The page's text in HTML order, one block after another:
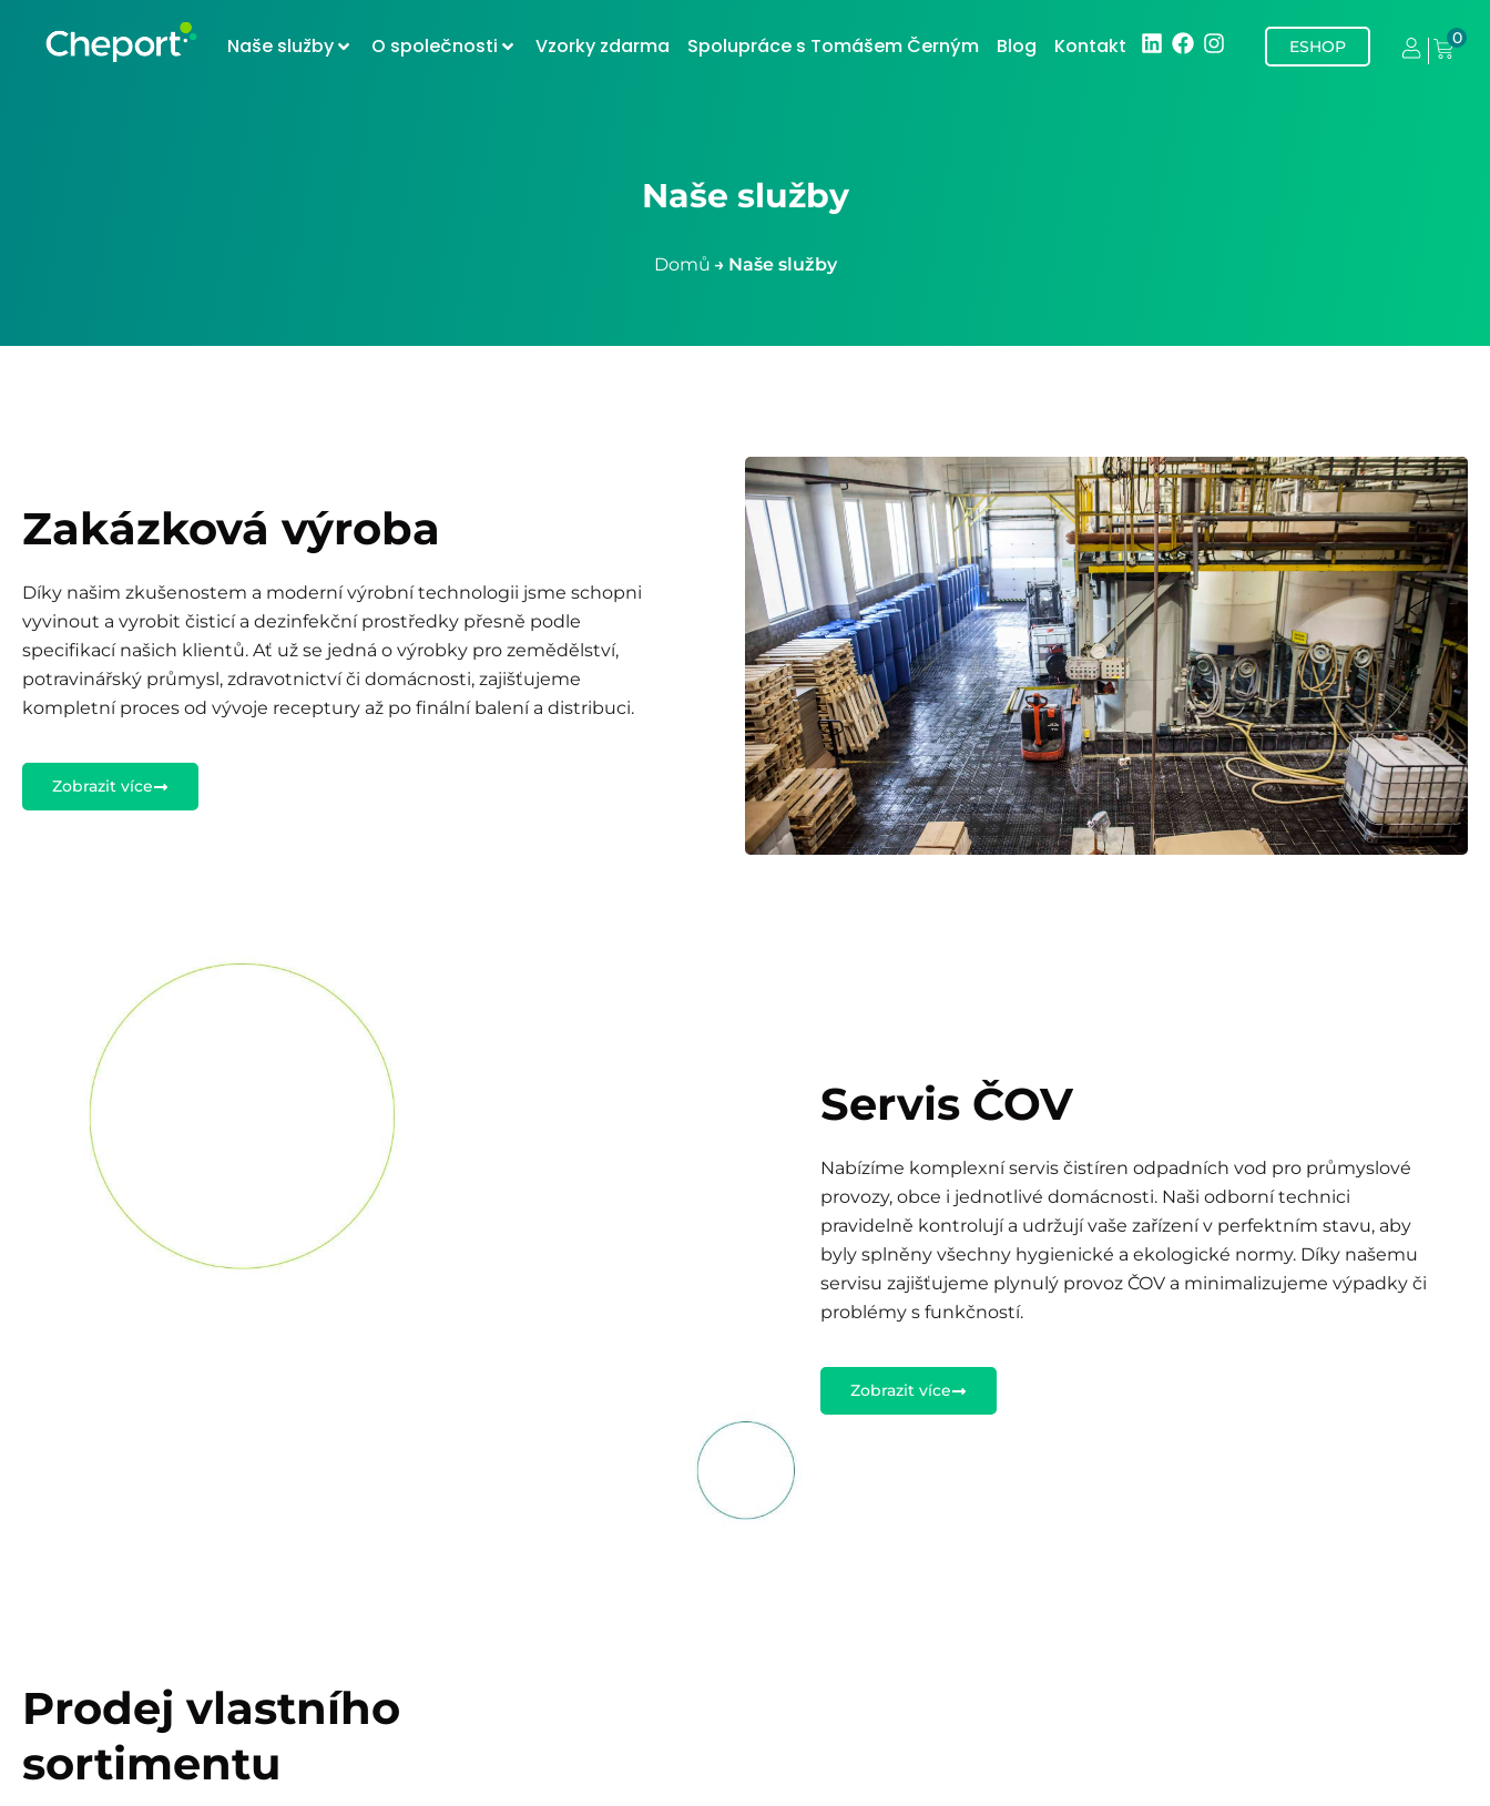
Naše služby O společnosti Vzorky zdarma Spolupráce s Tomášem Černým Blog Kontakt ESHOP 0
Naše služby
Domů → Naše služby
Zakázková výroba
Díky našim zkušenostem a moderní výrobní technologii jsme schopni
vyvinout a vyrobit čisticí a dezinfekční prostředky přesně podle
specifikací našich klientů. Ať už se jedná o výrobky pro zemědělství,
potravinářský průmysl, zdravotnictví či domácnosti, zajišťujeme
kompletní proces od vývoje receptury až po finální balení a distribuci.
Zobrazit více
Servis ČOV
Nabízíme komplexní servis čistíren odpadních vod pro průmyslové
provozy, obce i jednotlivé domácnosti. Naši odborní technici
pravidelně kontrolují a udržují vaše zařízení v perfektním stavu, aby
byly splněny všechny hygienické a ekologické normy. Díky našemu
servisu zajišťujeme plynulý provoz ČOV a minimalizujeme výpadky či
problémy s funkčností.
Zobrazit více
Prodej vlastního
sortimentu